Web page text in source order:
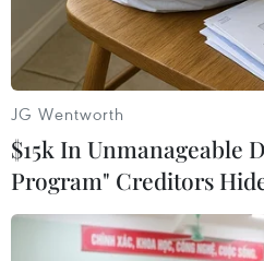
JG Wentworth
$15k In Unmanageable
Program" Creditors